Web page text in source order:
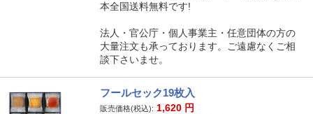
本全国送料無料です!
法人・官公庁・個人事業主・任意団体の方の
大量注文も承っております。ご遠慮なくご相
談下さいませ。
フールセック19枚入
販売価格(税込): 1,620 円